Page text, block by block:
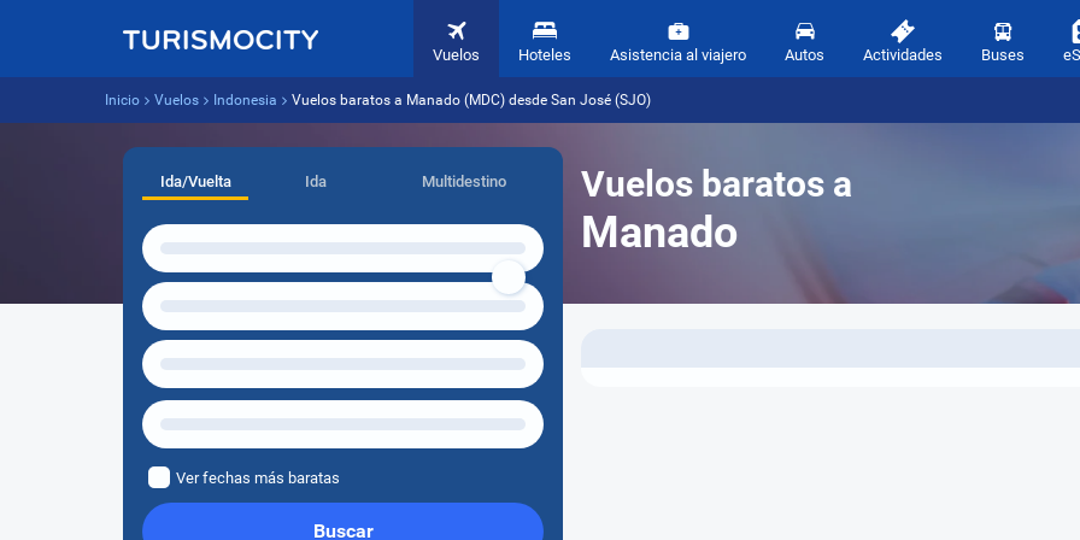
Vuelos Hoteles Asistencia al viajero Autos Actividades Buses
Inicio Vuelos Indonesia Vuelos baratos a Manado (MDC) desde San José (SJO)
Vuelos baratos a
Manado
Ida/Vuelta Ida Multidestino
Ver fechas más baratas
Buscar